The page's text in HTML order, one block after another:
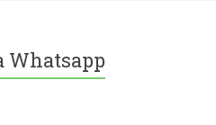
Whatsapp